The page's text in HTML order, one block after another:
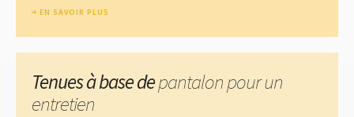
EN SAVOIR PLUS
Tenues à base depantalon pour un
entretien